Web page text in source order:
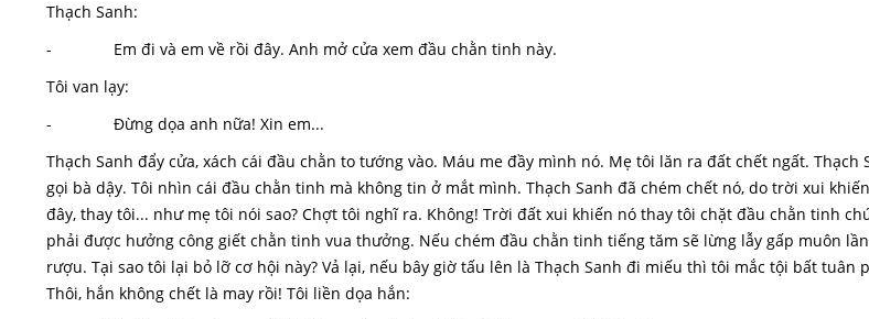
Thạch Sanh:
- Em đi và em về rồi đây. Anh mở cửa xem đầu chằn tinh này.
Tôi van lạy:
- Đừng dọa anh nữa! Xin em...
Thạch Sanh đẩy cửa, xách cái đầu chằn to tướng vào. Máu me đầy mình nó. Mẹ tôi lăn ra đất chết ngất. Thạch
gọi bà dậy. Tôi nhìn cái đầu chằn tinh mà không tin ở mắt mình. Thạch Sanh đã chém chết nó, do trời xui
đây, thay tôi... như mẹ tôi nói sao? Chợt tôi nghĩ ra. Không! Trời đất xui khiến nó thay tôi chặt đầu chằn tinh
phải được hưởng công giết chằn tinh vua thưởng. Nếu chém đầu chằn tinh tiếng tăm sẽ lừng lẫy gấp muôn
rượu. Tại sao tôi lại bỏ lỡ cơ hội này? Vả lại, nếu bây giờ tấu lên là Thạch Sanh đi miếu thì tôi mắc tội bất tuân
Thôi, hắn không chết là may rồi! Tôi liền dọa hắn: